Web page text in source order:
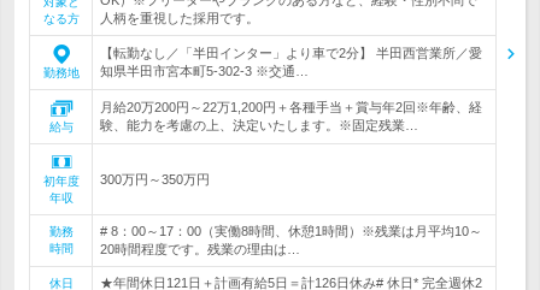
なる方
人柄を重視した採用です。
勤務地
【転勤なし／「半田インター」より車で2分】 半田西営業所／愛
知県半田市宮本町5-302-3 ※交通…
給与
月給20万200円～22万1,200円＋各種手当＋賞与年2回※年齢、経
験、能力を考慮の上、決定いたします。※固定残業…
初年度
年収
300万円～350万円
勤務
時間
# 8：00～17：00（実働8時間、休憩1時間）※残業は月平均10～
20時間程度です。残業の理由は…
休日 ★年間休日121日＋計画有給5日＝計126日休み# 休日* 完全週休2